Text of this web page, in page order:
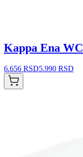
Kappa Ena
6.656 RSD5.990 RSD